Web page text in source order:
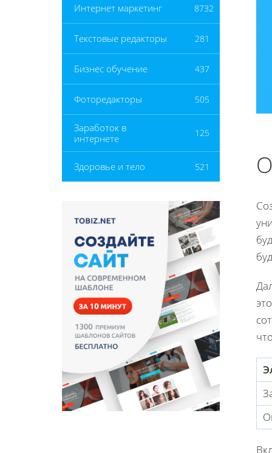
Интернет маркетинг 8732
Текстовые редакторы 281
Бизнес обучение 437
Фоторедакторы 505
Заработок в
интернете
125
Здоровье и тело 521